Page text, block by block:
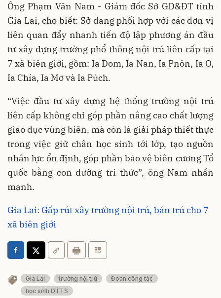
Ông Phạm Văn Nam - Giám đốc Sở GD&ĐT tỉnh
Gia Lai, cho biết: Sở đang phối hợp với các đơn vị
liên quan đẩy nhanh tiến độ lập phương án đầu
tư xây dựng trường phổ thông nội trú liên cấp tại
7 xã biên giới, gồm: Ia Dom, Ia Nan, Ia Pnôn, Ia O,
Ia Chía, Ia Mơ và Ia Púch.
“Việc đầu tư xây dựng hệ thống trường nội trú
liên cấp không chỉ góp phần nâng cao chất lượng
giáo dục vùng biên, mà còn là giải pháp thiết thực
trong việc giữ chân học sinh tới lớp, tạo nguồn
nhân lực ổn định, góp phần bảo vệ biên cương Tổ
quốc bằng con đường tri thức”, ông Nam nhấn
mạnh.
Gia Lai: Gấp rút xây trường nội trú, bán trú cho 7
xã biên giới
Gia Lai trường nội trú
Đoàn công tác
học sinh DTTS